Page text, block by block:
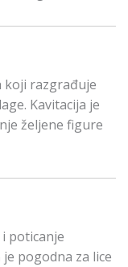
razgrađuje
Kavitacija je
željene figure
poticanje
pogodna za lice